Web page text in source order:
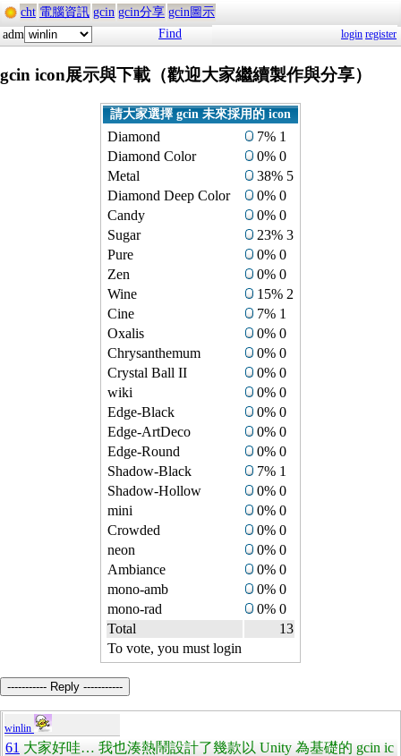
cht 電腦資訊 gcin gcin分享 gcin圖示
adm
Find login register
gcin icon展示與下載（歡迎大家繼續製作與分享）
請大家選擇 gcin 未來採用的 icon
Diamond
7% 1
Diamond Color
0% 0
Metal
38% 5
Diamond Deep Color
0% 0
Candy
0% 0
Sugar
23% 3
Pure
0% 0
Zen
0% 0
Wine
15% 2
Cine
7% 1
Oxalis
0% 0
Chrysanthemum
0% 0
Crystal Ball II
0% 0
wiki
0% 0
Edge-Black
0% 0
Edge-ArtDeco
0% 0
Edge-Round
0% 0
Shadow-Black
7% 1
Shadow-Hollow
0% 0
mini
0% 0
Crowded
0% 0
neon
0% 0
Ambiance
0% 0
mono-amb
0% 0
mono-rad
0% 0
Total
13
To vote, you must login
----------- Reply -----------
winlin
61 大家好哇… 我也湊熱鬧設計了幾款以 Unity 為基礎的 gcin ic